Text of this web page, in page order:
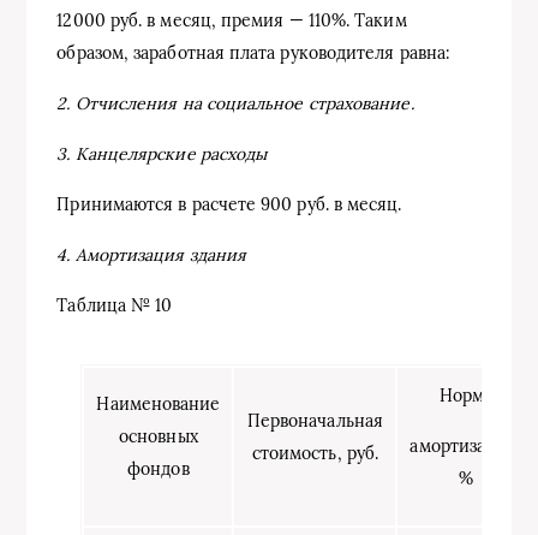
12000 руб. в месяц, премия — 110%. Таким
образом, заработная плата руководителя равна:
2. Отчисления на социальное страхование.
3. Канцелярские расходы
Принимаются в расчете 900 руб. в месяц.
4. Амортизация здания
Таблица № 10
Наименование
основных
фондов
Первоначальная
стоимость, руб.
Норма
амортизации,
%